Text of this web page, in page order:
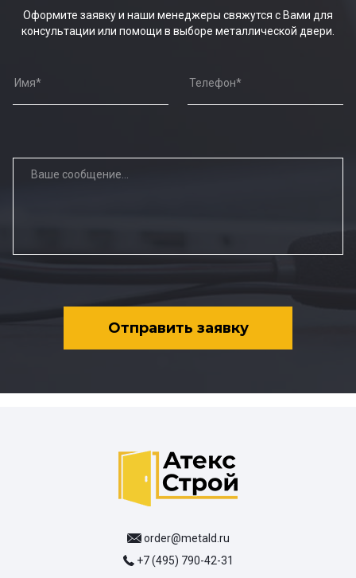
Оформите заявку и наши менеджеры свяжутся с Вами для
консультации или помощи в выборе металлической двери.
Отправить заявку
order@metald.ru
+7 (495) 790-42-31